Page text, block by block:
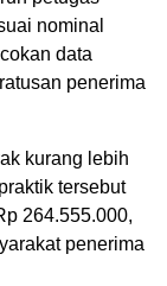
nominal
data
penerima
kurang lebih
tersebut
264.555.000,
penerima